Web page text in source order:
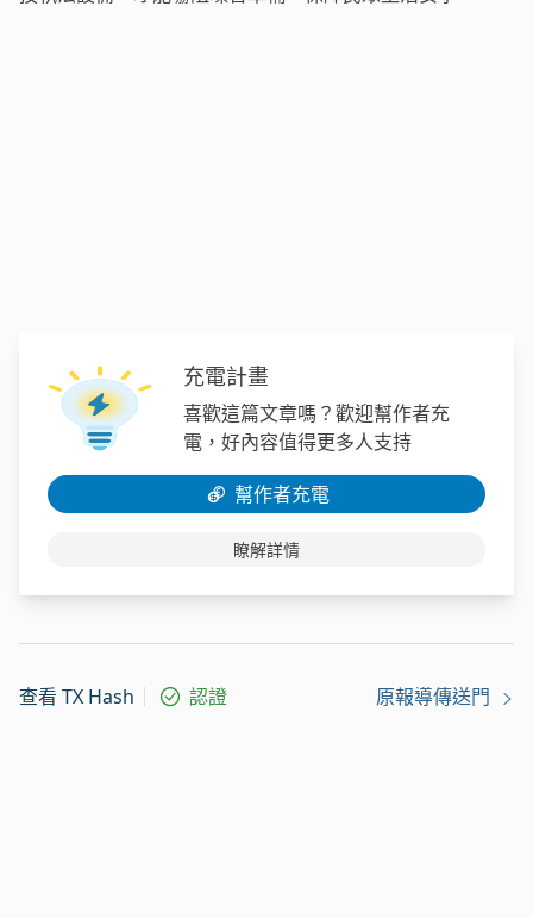
充電計畫
喜歡這篇文章嗎？歡迎幫作者充
電，好內容值得更多人支持
幫作者充電
瞭解詳情
查看 TX Hash 認證 原報導傳送門